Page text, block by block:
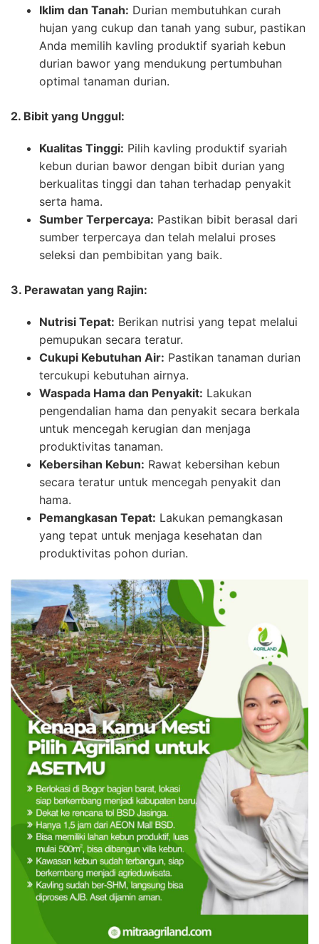
Iklim dan Tanah: Durian membutuhkan curah
hujan yang cukup dan tanah yang subur, pastikan
Anda memilih kavling produktif syariah kebun
durian bawor yang mendukung pertumbuhan
optimal tanaman durian.
2. Bibit yang Unggul:
Kualitas Tinggi: Pilih kavling produktif syariah
kebun durian bawor dengan bibit durian yang
berkualitas tinggi dan tahan terhadap penyakit
serta hama.
Sumber Terpercaya: Pastikan bibit berasal dari
sumber terpercaya dan telah melalui proses
seleksi dan pembibitan yang baik.
3. Perawatan yang Rajin:
Nutrisi Tepat: Berikan nutrisi yang tepat melalui
pemupukan secara teratur.
Cukupi Kebutuhan Air: Pastikan tanaman durian
tercukupi kebutuhan airnya.
Waspada Hama dan Penyakit: Lakukan
pengendalian hama dan penyakit secara berkala
untuk mencegah kerugian dan menjaga
produktivitas tanaman.
Kebersihan Kebun: Rawat kebersihan kebun
secara teratur untuk mencegah penyakit dan
hama.
Pemangkasan Tepat: Lakukan pemangkasan
yang tepat untuk menjaga kesehatan dan
produktivitas pohon durian.